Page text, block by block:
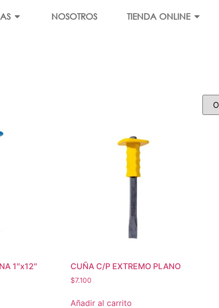
NOSOTROS TIENDA ONLINE
1″x12″
CUÑA C/P EXTREMO PLANO
$7.100
Añadir al carrito